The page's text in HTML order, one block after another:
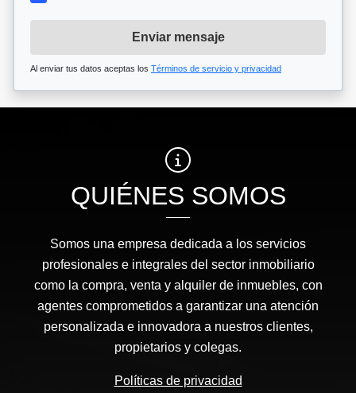
Enviar mensaje
Al enviar tus datos aceptas los Términos de servicio y privacidad
QUIÉNES SOMOS
Somos una empresa dedicada a los servicios
profesionales e integrales del sector inmobiliario
como la compra, venta y alquiler de inmuebles, con
agentes comprometidos a garantizar una atención
personalizada e innovadora a nuestros clientes,
propietarios y colegas.
Políticas de privacidad